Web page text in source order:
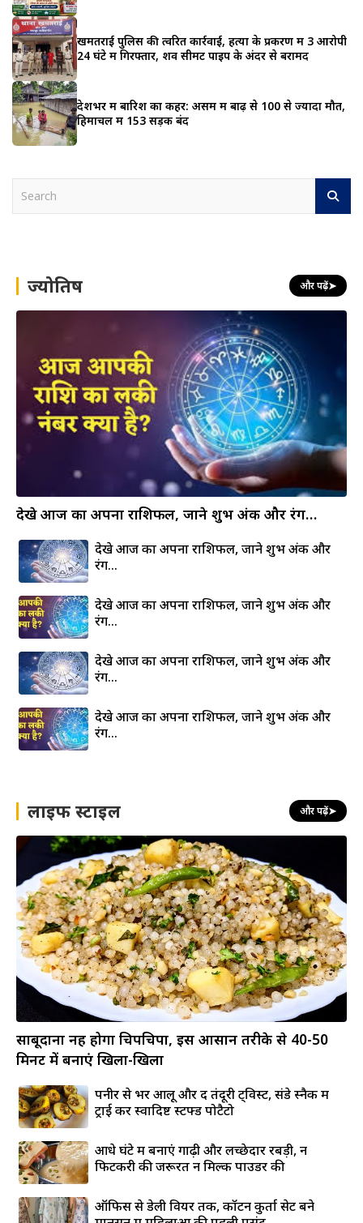
खमतराई पुलिस की त्वरित कार्रवाई, हत्या के प्रकरण में 3 आरोपी
24 घंटे में गिरफ्तार, शव सीमेंट पाइप के अंदर से बरामद
देशभर में बारिश का कहर: असम में बाढ़ से 100 से ज्यादा मौतें,
हिमाचल में 153 सड़कें बंद
h ज्योतिष और पढ़ें➤
देखे आज का अपना राशिफल, जाने शुभ अंक और रंग…
देखे आज का अपना राशिफल, जाने शुभ अंक और
रंग…
देखे आज का अपना राशिफल, जाने शुभ अंक और
रंग…
देखे आज का अपना राशिफल, जाने शुभ अंक और
रंग…
देखे आज का अपना राशिफल, जाने शुभ अंक और
रंग…
लाइफ स्टाइल और पढ़ें➤
साबूदाना नहीं होगा चिपचिपा, इस आसान तरीके से 40-50
मिनट में बनाएं खिला-खिला
पनीर से भरें आलू और दें तंदूरी ट्विस्ट, संडे स्नैक में
ट्राई करें स्वादिष्ट स्टफ्ड पोटैटो
आधे घंटे में बनाएं गाढ़ी और लच्छेदार रबड़ी, न
फिटकरी की जरूरत न मिल्क पाउडर की
ऑफिस से डेली वियर तक, कॉटन कुर्ता सेट बने